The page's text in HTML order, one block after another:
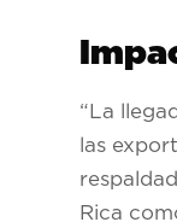
“La
las
Rica